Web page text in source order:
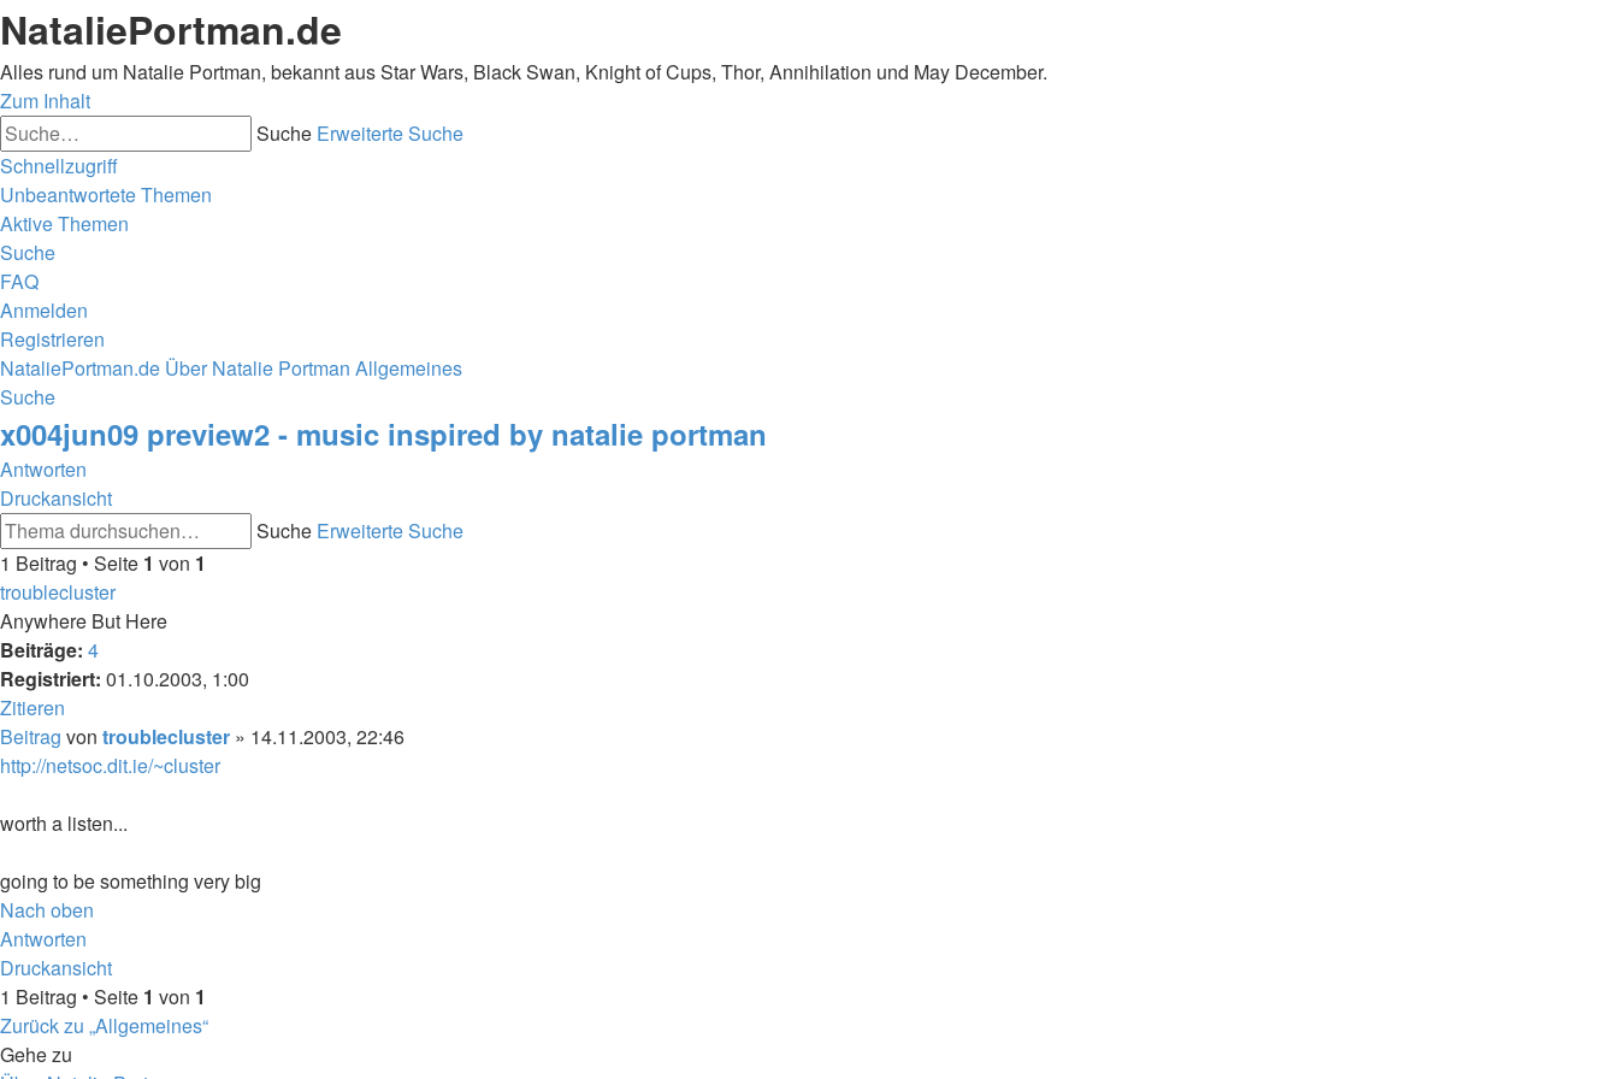
NataliePortman.de
Alles rund um Natalie Portman, bekannt aus Star Wars, Black Swan, Knight of Cups, Thor, Annihilation und May December.
Zum Inhalt
Suche Erweiterte Suche
Schnellzugriff
Unbeantwortete Themen
Aktive Themen
Suche
FAQ
Anmelden
Registrieren
NataliePortman.de Über Natalie Portman Allgemeines
Suche
x004jun09 preview2 - music inspired by natalie portman
Antworten
Druckansicht
Suche Erweiterte Suche
1 Beitrag • Seite 1 von 1
troublecluster
Anywhere But Here
Beiträge: 4
Registriert: 01.10.2003, 1:00
Zitieren
Beitrag von troublecluster » 14.11.2003, 22:46
http://netsoc.dit.ie/~cluster
worth a listen...
going to be something very big
Nach oben
Antworten
Druckansicht
1 Beitrag • Seite 1 von 1
Zurück zu „Allgemeines“
Gehe zu